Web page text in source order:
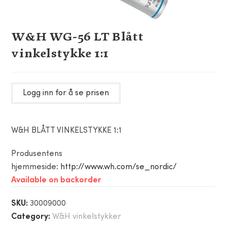
W&H WG-56 LT Blått
vinkelstykke 1:1
Logg inn for å se prisen
W&H BLÅTT VINKELSTYKKE 1:1
Produsentens
hjemmeside: http://www.wh.com/se_nordic/
Available on backorder
SKU:30009000
Category: W&H vinkelstykker